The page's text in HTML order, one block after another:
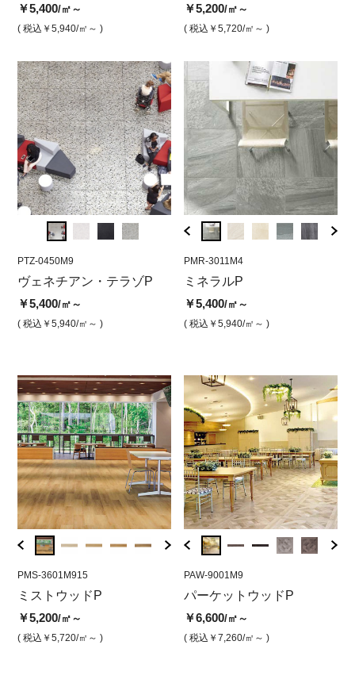
￥5,400/㎡～
( 税込￥5,940/㎡～ )
￥5,400/㎡
( 税込￥5,940/㎡ )
￥5,200 /㎡
( 税込￥5,720 /㎡ )
￥5,200/㎡～
( 税込￥5,720/㎡～ )
PTZ-0450M9
ヴェネチアン・テラゾP
￥5,400/㎡～
( 税込￥5,940/㎡～ )
PTZ-0450M9
ヴェネチアン・テラゾP エ
ンゼルホワイト
￥5,400/㎡
PMR-3015M4
ミネラルP ブラウン
￥5,400 /㎡
( 税込￥5,940 /㎡ )
PMR-3011M4
ミネラルP
￥5,400/㎡～
( 税込￥5,940/㎡～ )
PMS-3601M915
ミストウッドP
￥5,200/㎡～
( 税込￥5,720/㎡～ )
PMS-3601M915
ミストウッドP ミストホワ
イト
￥5,200/㎡
PAW-9004M9
パーケットウッドP ベージ
ュ
￥6,600/㎡
PAW-9001M9
パーケットウッドP
￥6,600/㎡～
( 税込￥7,260/㎡～ )